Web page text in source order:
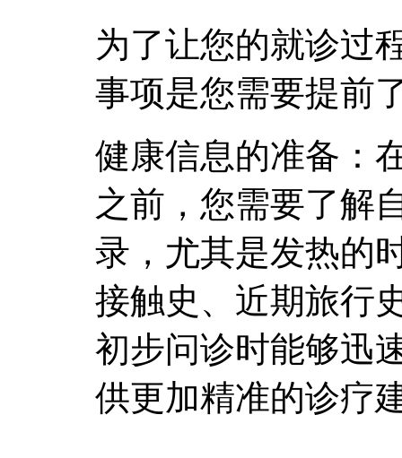
为了让您的就诊过
事项是您需要提前
健康信息的准备：
之前，您需要了解
录，尤其是发热的
接触史、近期旅行
初步问诊时能够迅
供更加精准的诊疗